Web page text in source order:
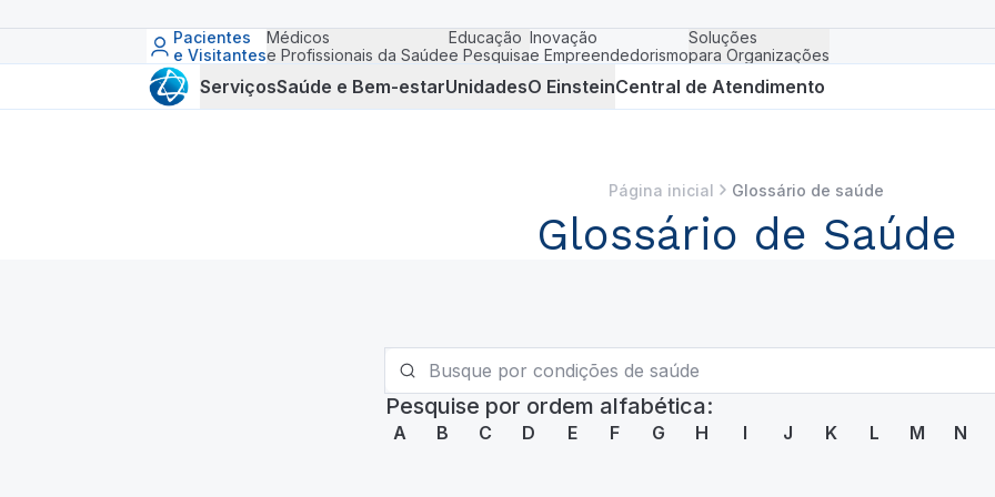
Pacientes
e Visitantes
Médicos
e Profissionais da Saúde
Educação
e Pesquisa
Inovação
e Empreendedorismo
Soluções
para Organizações
ServiçosSaúde e Bem-estarUnidadesO EinsteinCentral de Atendimento
Página inicial Glossário de saúde
Glossário de Saúde
Pesquise por ordem alfabética:
A B C D E F G H I J K L M N